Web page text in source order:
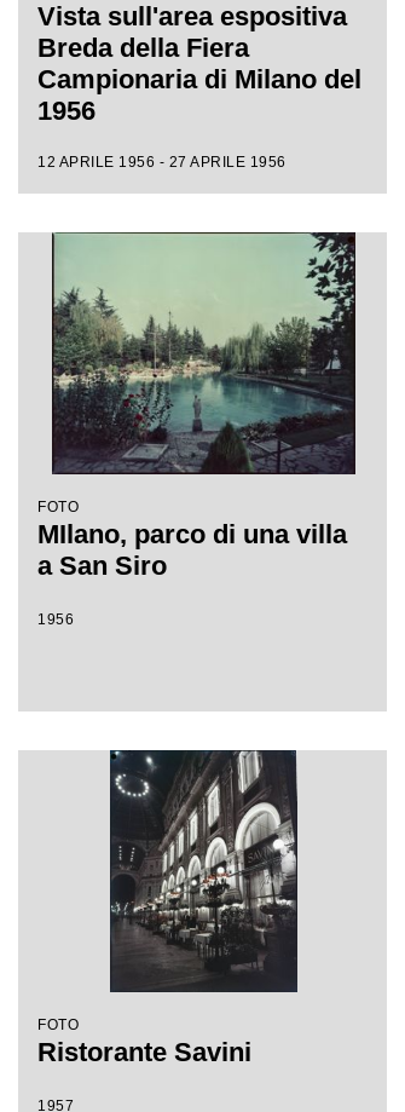
Vista sull'area espositiva
Breda della Fiera
Campionaria di Milano del
1956
12 APRILE 1956 - 27 APRILE 1956
FOTO
MIlano, parco di una villa
a San Siro
1956
FOTO
Ristorante Savini
1957